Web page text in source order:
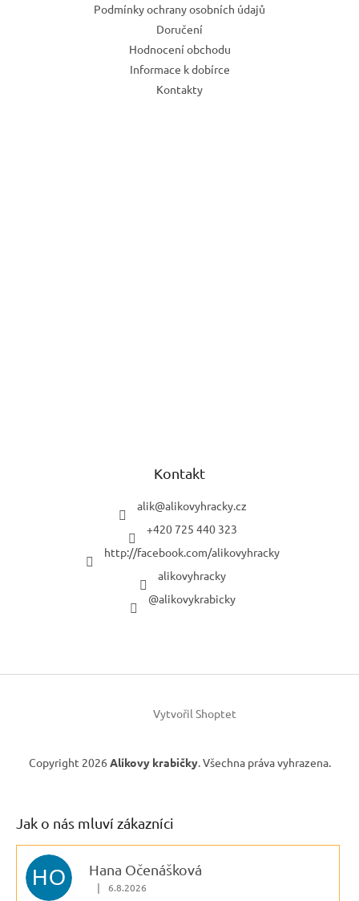
Podmínky ochrany osobních údajů
Doručení
Hodnocení obchodu
Informace k dobírce
Kontakty
Kontakt
alik@alikovyhracky.cz
+420 725 440 323
http://facebook.com/alikovyhracky
alikovyhracky
@alikovykrabicky
Vytvořil Shoptet
Copyright 2026 Alíkovy krabičky. Všechna práva vyhrazena.
Jak o nás mluví zákazníci
HO Hana Očenášková
Hodnocení obchodu je 5 z 5 hvězdiček.
| 6.8.2026